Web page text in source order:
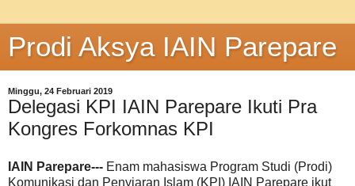
Prodi Aksya IAIN Parepare
Minggu, 24 Februari 2019
Delegasi KPI IAIN Parepare Ikuti Pra
Kongres Forkomnas KPI
IAIN Parepare--- Enam mahasiswa Program Studi (Prodi)
Komunikasi dan Penyiaran Islam (KPI) IAIN Parepare ikut